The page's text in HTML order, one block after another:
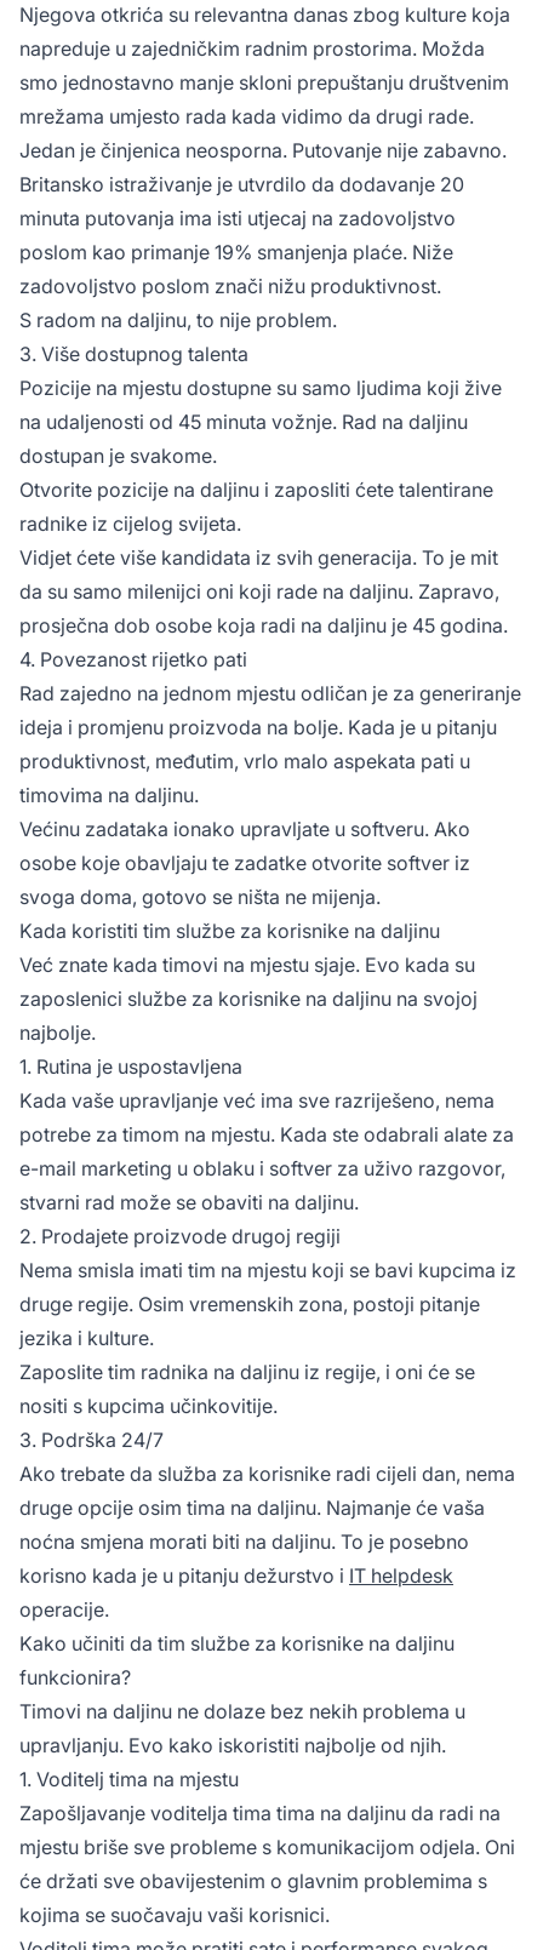
Njegova otkrića su relevantna danas zbog kulture koja
napreduje u zajedničkim radnim prostorima. Možda
smo jednostavno manje skloni prepuštanju društvenim
mrežama umjesto rada kada vidimo da drugi rade.
Jedan je činjenica neosporna. Putovanje nije zabavno.
Britansko istraživanje je utvrdilo da dodavanje 20
minuta putovanja ima isti utjecaj na zadovoljstvo
poslom kao primanje 19% smanjenja plaće. Niže
zadovoljstvo poslom znači nižu produktivnost.
S radom na daljinu, to nije problem.
3. Više dostupnog talenta
Pozicije na mjestu dostupne su samo ljudima koji žive
na udaljenosti od 45 minuta vožnje. Rad na daljinu
dostupan je svakome.
Otvorite pozicije na daljinu i zaposliti ćete talentirane
radnike iz cijelog svijeta.
Vidjet ćete više kandidata iz svih generacija. To je mit
da su samo milenijci oni koji rade na daljinu. Zapravo,
prosječna dob osobe koja radi na daljinu je 45 godina.
4. Povezanost rijetko pati
Rad zajedno na jednom mjestu odličan je za generiranje
ideja i promjenu proizvoda na bolje. Kada je u pitanju
produktivnost, međutim, vrlo malo aspekata pati u
timovima na daljinu.
Većinu zadataka ionako upravljate u softveru. Ako
osobe koje obavljaju te zadatke otvorite softver iz
svoga doma, gotovo se ništa ne mijenja.
Kada koristiti tim službe za korisnike na daljinu
Već znate kada timovi na mjestu sjaje. Evo kada su
zaposlenici službe za korisnike na daljinu na svojoj
najbolje.
1. Rutina je uspostavljena
Kada vaše upravljanje već ima sve razriješeno, nema
potrebe za timom na mjestu. Kada ste odabrali alate za
e-mail marketing u oblaku i softver za uživo razgovor,
stvarni rad može se obaviti na daljinu.
2. Prodajete proizvode drugoj regiji
Nema smisla imati tim na mjestu koji se bavi kupcima iz
druge regije. Osim vremenskih zona, postoji pitanje
jezika i kulture.
Zaposlite tim radnika na daljinu iz regije, i oni će se
nositi s kupcima učinkovitije.
3. Podrška 24/7
Ako trebate da služba za korisnike radi cijeli dan, nema
druge opcije osim tima na daljinu. Najmanje će vaša
noćna smjena morati biti na daljinu. To je posebno
korisno kada je u pitanju dežurstvo i IT helpdesk
operacije.
Kako učiniti da tim službe za korisnike na daljinu
funkcionira?
Timovi na daljinu ne dolaze bez nekih problema u
upravljanju. Evo kako iskoristiti najbolje od njih.
1. Voditelj tima na mjestu
Zapošljavanje voditeljа tima tima na daljinu da radi na
mjestu briše sve probleme s komunikacijom odjela. Oni
će držati sve obavijestenim o glavnim problemima s
kojima se suočavaju vaši korisnici.